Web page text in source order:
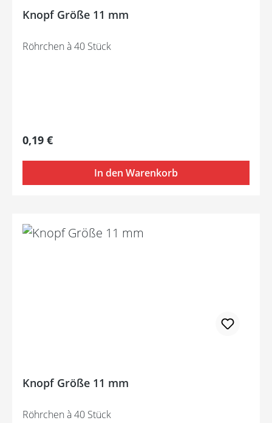
Knopf Größe 11 mm
Röhrchen à 40 Stück
Regulärer Preis:
0,19 €
In den Warenkorb
Knopf Größe 11 mm
Röhrchen à 40 Stück